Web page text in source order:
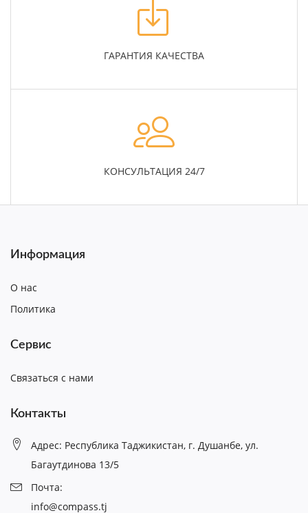
ГАРАНТИЯ КАЧЕСТВА
КОНСУЛЬТАЦИЯ 24/7
Информация
О нас
Политика
Сервис
Связаться с нами
Контакты
Адрес: Республика Таджикистан, г. Душанбе, ул.
Багаутдинова 13/5
Почта:
info@compass.tj